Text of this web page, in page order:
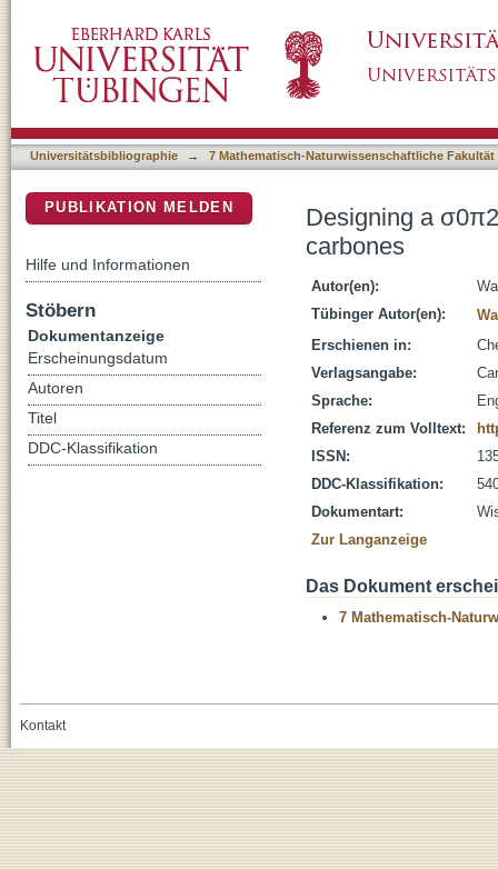
Universitätsbibliographie → 7 Mathematisch-Naturwissenschaftliche Fakultät
Designing a
carbones
Autor(en):
Tübinger Autor(en):
Erschienen in:
Verlagsangabe:
Sprache:
Referenz zum Volltext:
ISSN:
DDC-Klassifikation:
Dokumentart:
Zur Langanzeige
Das Dokument
7 Mathematisch-
PUBLIKATION MELDEN
Hilfe und Informationen
Stöbern
Dokumentanzeige
Erscheinungsdatum
Autoren
Titel
DDC-Klassifikation
Kontakt